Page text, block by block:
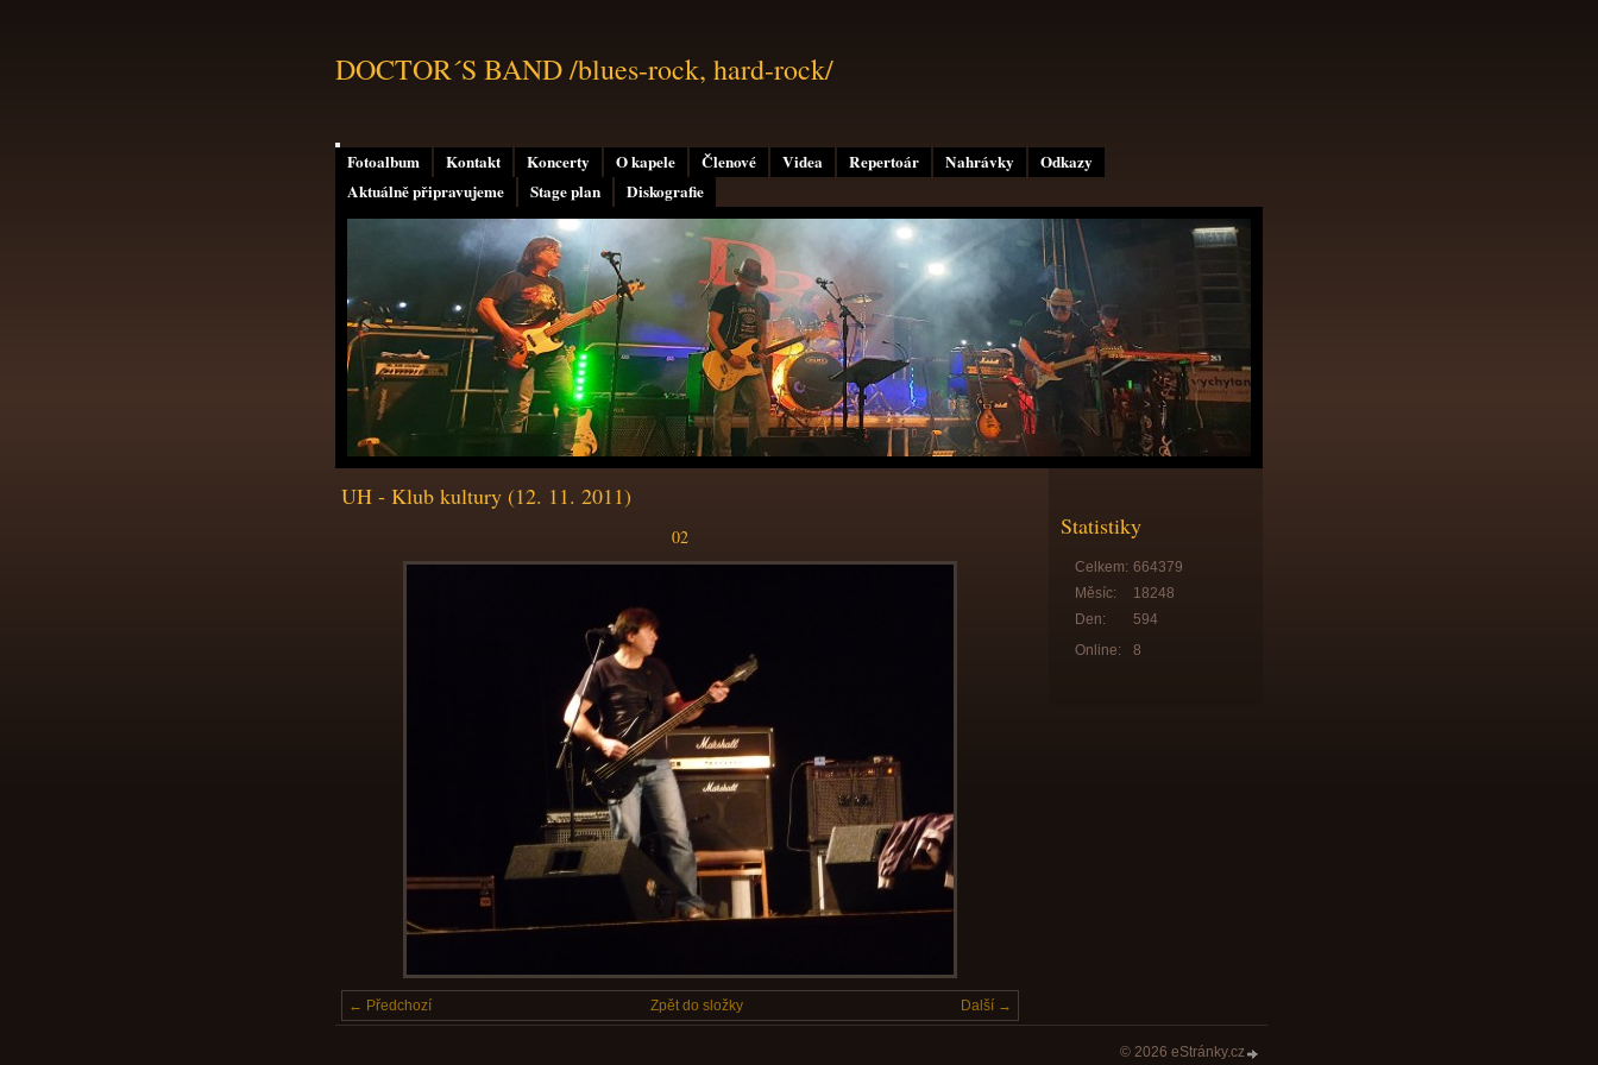
Fotoalbum Kontakt Koncerty O kapele Členové Videa Repertoár Nahrávky
Odkazy
Aktuálně připravujeme
Stage plan Diskografie
DOCTOR´S BAND /blues-rock, hard-rock/
UH - Klub kultury (12. 11. 2011)
02
← Předchozí Další →
Zpět do složky
Statistiky
Online: 8
Celkem: 664379
Měsíc:
18248
Den:
594
© 2026 eStránky.cz